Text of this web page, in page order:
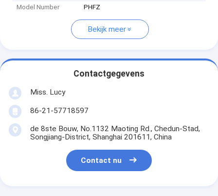
Model Number PHFZ
Bekijk meer
Contactgegevens
Miss. Lucy
86-21-57718597
de 8ste Bouw, No.1132 Maoting Rd., Chedun-Stad,
Songjiang-District, Shanghai 201611, China
Contact nu